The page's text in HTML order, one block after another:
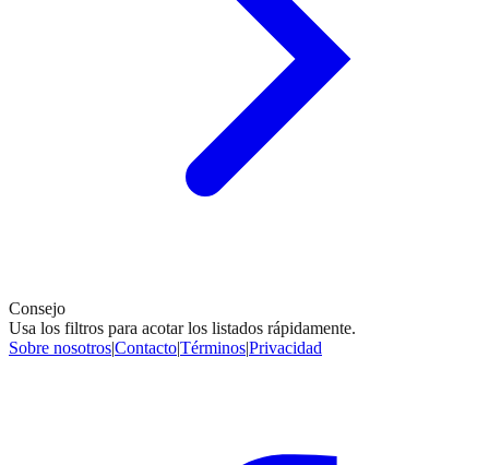
Consejo
Usa los filtros para acotar los listados rápidamente.
Sobre nosotros|Contacto|Términos|Privacidad